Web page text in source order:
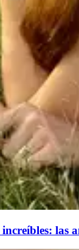
increíbles: las